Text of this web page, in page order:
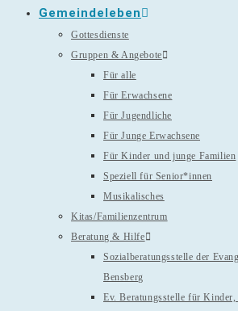
Gemeindeleben
Gottesdienste
Gruppen & Angebote
Für alle
Für Erwachsene
Für Jugendliche
Für Junge Erwachsene
Für Kinder und junge Familien
Speziell für Senior*innen
Musikalisches
Kitas/Familienzentrum
Beratung & Hilfe
Sozialberatungsstelle der
Bensberg
Ev. Beratungsstelle für Kinder,